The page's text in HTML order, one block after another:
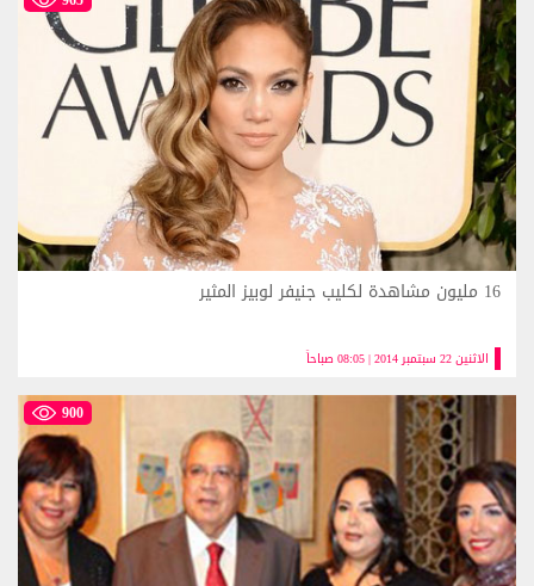
الاثنين 22 سبتمبر 2014 | 08:05 صباحاً
16 مليون مشاهدة لكليب جنيفر لوبيز المثير
900